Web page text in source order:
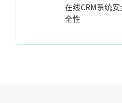
在线CRM系统
全性